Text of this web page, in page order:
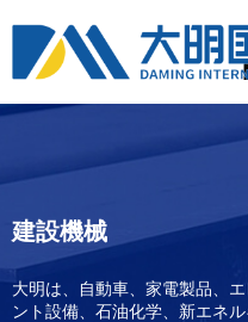
建設機械
大明は、自動車、家電製品、
ント設備、石油化学、新エネ